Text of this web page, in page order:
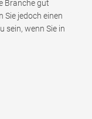
Branche gut
Sie jedoch einen
sein, wenn Sie in